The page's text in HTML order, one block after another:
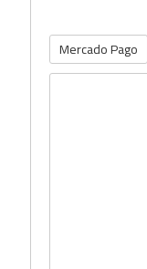
Mercado Pago